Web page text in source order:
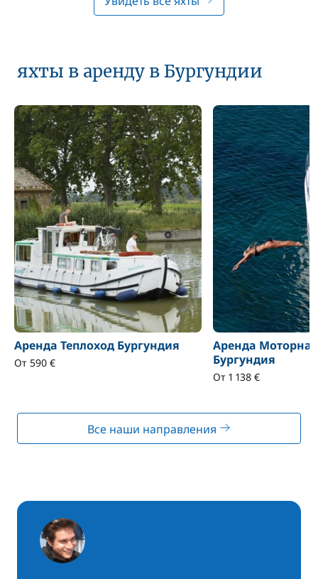
яхты в аренду в Бургундии
Аренда Теплоход Бургундия
От 590 €
Аренда
Бургундия
От 1 138 €
Все наши направления